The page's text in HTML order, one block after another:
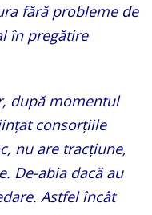
fără probleme de
în pregătire
după momentul
consorțiile
nu are tracțiune,
De-abia dacă au
Astfel încât